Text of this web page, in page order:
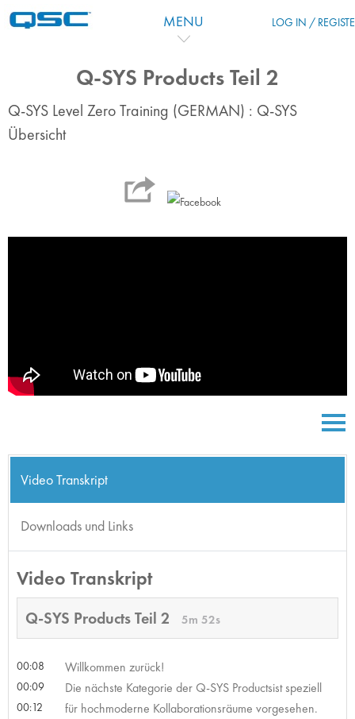
跳到主要内容
MENU LOG IN /
Q-SYS Products Teil 2
Q-SYS Level Zero Training (GERMAN) : Q-SYS
Übersicht
Video Transkript
Downloads und Links
Video Transkript
Q-SYS Products Teil 2 5m 52s
00:08 Willkommen zurück!
00:09 Die nächste Kategorie der Q-SYS Productsist speziell
00:12 für hochmoderne Kollaborationsräume vorgesehen.